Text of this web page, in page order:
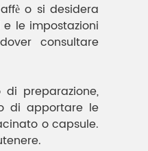
o si desidera
le impostazioni
consultare
preparazione,
di apportare le
o capsule.